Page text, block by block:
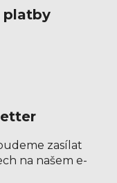
platby
zasílat
na našem e-